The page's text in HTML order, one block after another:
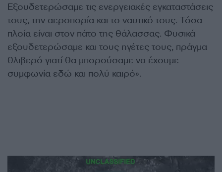
Εξουδετερώσαμε τις ενεργειακές εγκαταστάσεις
τους, την αεροπορία και το ναυτικό τους. Τόσα
πλοία είναι στον πάτο της θάλασσας. Φυσικά
εξουδετερώσαμε και τους ηγέτες τους, πράγμα
θλιβερό γιατί θα μπορούσαμε να έχουμε
συμφωνία εδώ και πολύ καιρό».